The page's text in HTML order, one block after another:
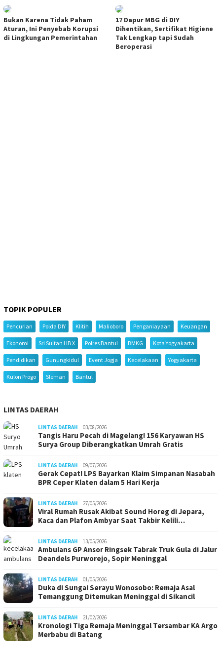
Bukan Karena Tidak Paham
Aturan, Ini Penyebab Korupsi
di Lingkungan Pemerintahan
17 Dapur MBG di DIY
Dihentikan, Sertifikat Higiene
Tak Lengkap tapi Sudah
Beroperasi
TOPIK POPULER
Pencurian Polda DIY Klitih Malioboro Penganiayaan Keuangan
Ekonomi Sri Sultan HB X Polres Bantul BMKG Kota Yogyakarta
Pendidikan Gunungkidul Event Jogja Kecelakaan Yogyakarta
Kulon Progo Sleman Bantul
LINTAS DAERAH
LINTAS DAERAH 03/08/2026
Tangis Haru Pecah di Magelang! 156 Karyawan HS
Surya Group Diberangkatkan Umrah Gratis
LINTAS DAERAH 09/07/2026
Gerak Cepat! LPS Bayarkan Klaim Simpanan Nasabah
BPR Ceper Klaten dalam 5 Hari Kerja
LINTAS DAERAH 27/05/2026
Viral Rumah Rusak Akibat Sound Horeg di Jepara,
Kaca dan Plafon Ambyar Saat Takbir Kelili…
LINTAS DAERAH 13/05/2026
Ambulans GP Ansor Ringsek Tabrak Truk Gula di Jalur
Deandels Purworejo, Sopir Meninggal
LINTAS DAERAH 01/05/2026
Duka di Sungai Serayu Wonosobo: Remaja Asal
Temanggung Ditemukan Meninggal di Sikancil
LINTAS DAERAH 21/02/2026
Kronologi Tiga Remaja Meninggal Tersambar KA Argo
Merbabu di Batang